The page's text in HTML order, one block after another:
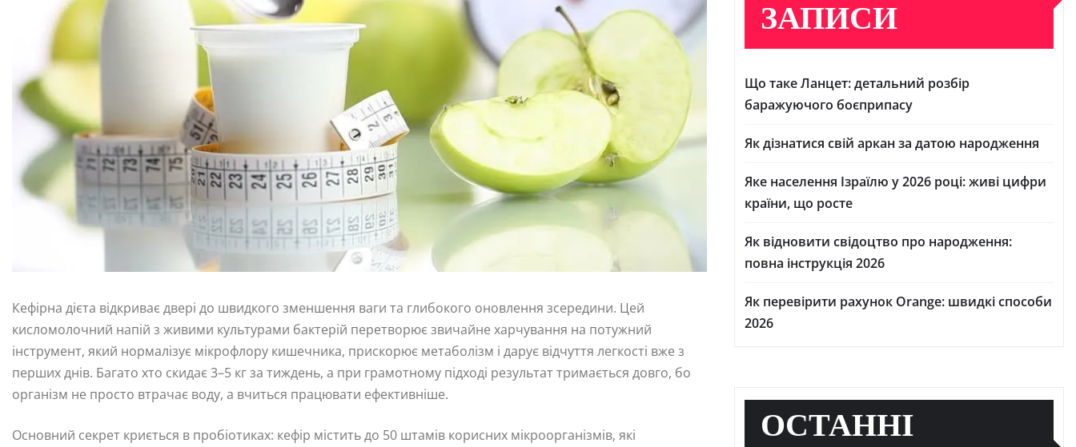
Кефірна дієта відкриває двері до швидкого зменшення ваги та глибокого оновлення зсередини. Цей
кисломолочний напій з живими культурами бактерій перетворює звичайне харчування на потужний
інструмент, який нормалізує мікрофлору кишечника, прискорює метаболізм і дарує відчуття легкості вже з
перших днів. Багато хто скидає 3–5 кг за тиждень, а при грамотному підході результат тримається довго, бо
організм не просто втрачає воду, а вчиться працювати ефективніше.
Основний секрет криється в пробіотиках: кефір містить до 50 штамів корисних мікроорганізмів, які
ЗАПИСИ
Що таке Ланцет: детальний розбір
баражуючого боєприпасу
Як дізнатися свій аркан за датою народження
Яке населення Ізраїлю у 2026 році: живі цифри
країни, що росте
Як відновити свідоцтво про народження:
повна інструкція 2026
Як перевірити рахунок Orange: швидкі способи
2026
ОСТАННІ